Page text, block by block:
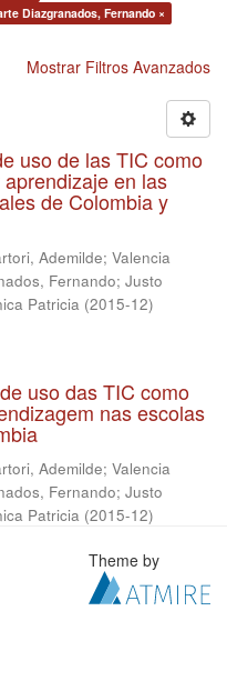
Diazgranados, Fernando ×
Mostrar Filtros Avanzados
uso de las TIC como
en las
de Colombia y
Ademilde; Valencia
Fernando; Justo
Patricia (2015-12)
uso das TIC como
nas escolas
Ademilde; Valencia
Fernando; Justo
Patricia (2015-12)
Theme by